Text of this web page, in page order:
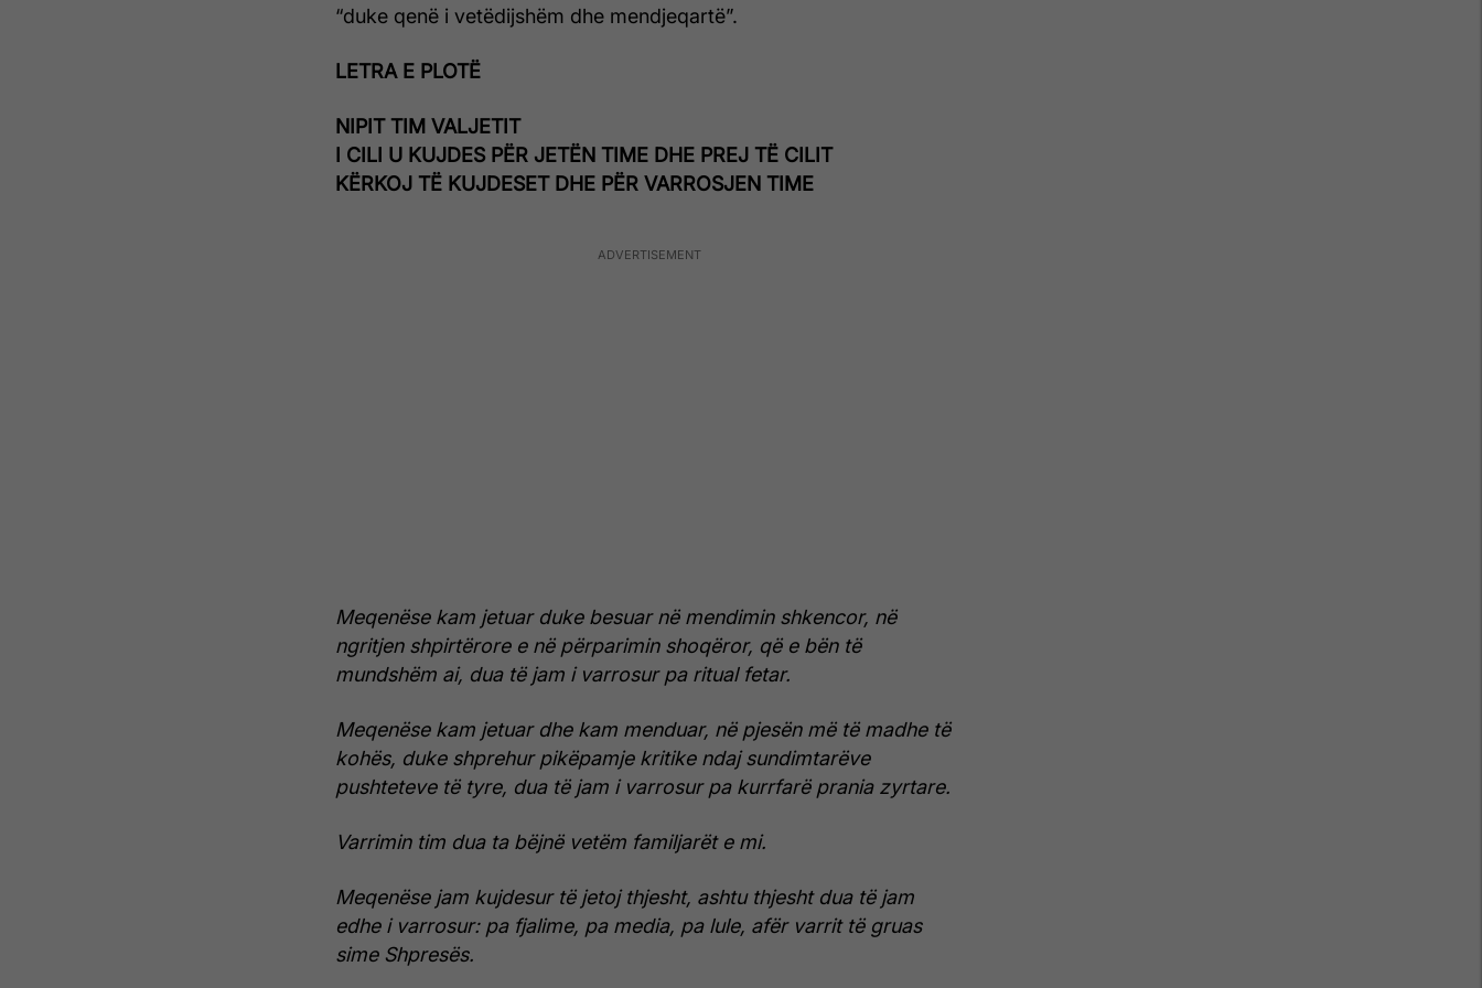
“duke qenë i vetëdijshëm dhe mendjeqartë”.
LETRA E PLOTË
NIPIT TIM VALJETIT
I CILI U KUJDES PËR JETËN TIME DHE PREJ TË CILIT
KËRKOJ TË KUJDESET DHE PËR VARROSJEN TIME
Meqenëse kam jetuar duke besuar në mendimin shkencor, në
ngritjen shpirtërore e në përparimin shoqëror, që e bën të
mundshëm ai, dua të jam i varrosur pa ritual fetar.
Meqenëse kam jetuar dhe kam menduar, në pjesën më të madhe të
kohës, duke shprehur pikëpamje kritike ndaj sundimtarëve
pushteteve të tyre, dua të jam i varrosur pa kurrfarë prania zyrtare.
Varrimin tim dua ta bëjnë vetëm familjarët e mi.
Meqenëse jam kujdesur të jetoj thjesht, ashtu thjesht dua të jam
edhe i varrosur: pa fjalime, pa media, pa lule, afër varrit të gruas
sime Shpresës.